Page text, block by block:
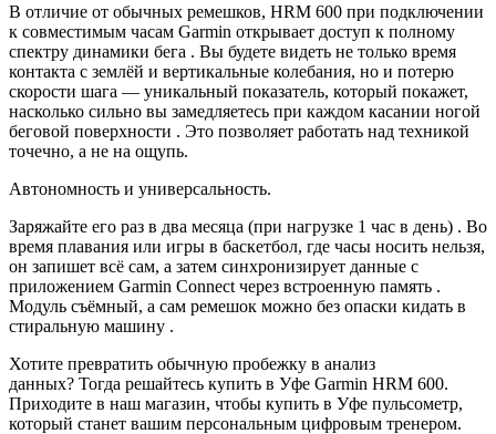
В отличие от обычных ремешков, HRM 600 при подключении
к совместимым часам Garmin открывает доступ к полному
спектру динамики бега . Вы будете видеть не только время
контакта с землёй и вертикальные колебания, но и потерю
скорости шага — уникальный показатель, который покажет,
насколько сильно вы замедляетесь при каждом касании ногой
беговой поверхности . Это позволяет работать над техникой
точечно, а не на ощупь.
Автономность и универсальность.
Заряжайте его раз в два месяца (при нагрузке 1 час в день) . Во
время плавания или игры в баскетбол, где часы носить нельзя,
он запишет всё сам, а затем синхронизирует данные с
приложением Garmin Connect через встроенную память .
Модуль съёмный, а сам ремешок можно без опаски кидать в
стиральную машину .
Хотите превратить обычную пробежку в анализ
данных? Тогда решайтесь купить в Уфе Garmin HRM 600.
Приходите в наш магазин, чтобы купить в Уфе пульсометр,
который станет вашим персональным цифровым тренером.